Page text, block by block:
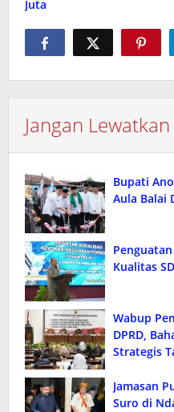
Juta
Jangan Lewatkan
Bupati
Aula Balai
Kualitas
Wabup
DPRD,
Strategis
Jamasan
Suro di